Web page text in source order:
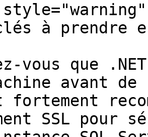
à prendre
vous que
avant
SSL pour